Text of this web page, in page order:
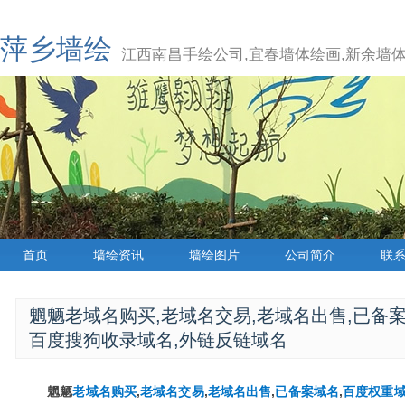
萍乡墙绘 江西南昌手绘公司,宜春墙体绘画,新余墙
首页 墙绘资讯 墙绘图片 公司简介 联
魍魉老域名购买,老域名交易,老域名出售,已备
百度搜狗收录域名,外链反链域名
魍魉老域名购买,老域名交易,老域名出售,已备案域名,百度权重